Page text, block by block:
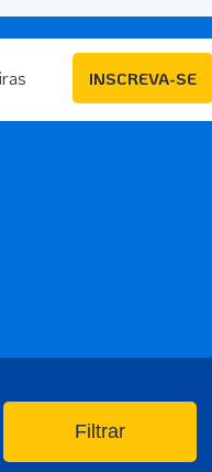
INSCREVA-SE
Filtrar